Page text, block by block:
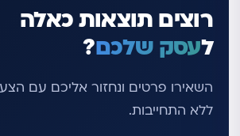
רוצים תוצאות כאלה
לעסק שלכם?
השאירו פרטים ונחזור אליכם עם
ללא התחייבות.